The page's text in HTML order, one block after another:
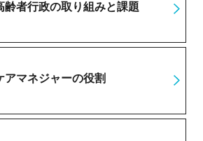
齢者行政の取り組みと課題
アマネジャーの役割